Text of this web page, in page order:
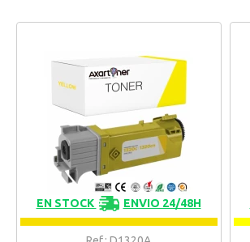
EN STOCK ENVIO 24/48H